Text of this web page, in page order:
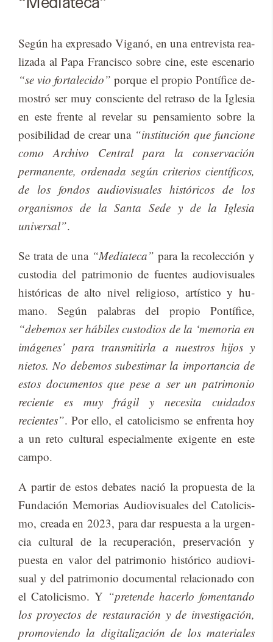
Se­gún ha ex­pre­sa­do Vi­ga­nó, en una en­tre­vis­ta rea­
li­za­da al Papa Fran­cis­co so­bre cine, este es­ce­na­rio
“se vio fortalecido” por­que el pro­pio Pon­tí­fi­ce de­
mos­tró ser muy cons­cien­te del re­tra­so de la Igle­sia
en este fren­te al re­ve­lar su pen­sa­mien­to so­bre la
po­si­bi­li­dad de crear una “institución que funcione
como Archivo Central para la conservación
permanente, ordenada según criterios científicos,
de los fondos audiovisuales históricos de los
organismos de la Santa Sede y de la Iglesia
universal”.
Se tra­ta de una “Mediateca” para la re­co­lec­ción y
cus­to­dia del pa­tri­mo­nio de fuen­tes au­dio­vi­sua­les
his­tó­ri­cas de alto ni­vel re­li­gio­so, ar­tís­ti­co y hu­
mano. Se­gún pa­la­bras del pro­pio Pon­tí­fi­ce,
“debemos ser hábiles custodios de la ‘memoria en
imágenes’ para transmitirla a nuestros hijos y
nietos. No debemos subestimar la importancia de
estos documentos que pese a ser un patrimonio
reciente es muy frágil y necesita cuidados
recientes”. Por ello, el ca­to­li­cis­mo se en­fren­ta hoy
a un reto cul­tu­ral es­pe­cial­men­te exi­gen­te en este
cam­po.
A par­tir de es­tos de­ba­tes na­ció la pro­pues­ta de la
Fun­da­ción Me­mo­rias Au­dio­vi­sua­les del Ca­to­li­cis­
mo, crea­da en 2023, para dar res­pues­ta a la ur­gen­
cia cul­tu­ral de la re­cu­pe­ra­ción, pre­ser­va­ción y
pues­ta en va­lor del pa­tri­mo­nio his­tó­ri­co au­dio­vi­
sual y del pa­tri­mo­nio do­cu­men­tal re­la­cio­na­do con
el Ca­to­li­cis­mo. Y “pretende hacerlo fomentando
los proyectos de restauración y de investigación,
promoviendo la digitalización de los materiales